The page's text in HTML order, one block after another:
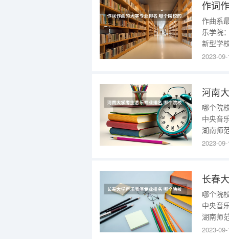
作曲系
乐学院
新型学
年，是
2023-
哪个院
中央音
湖南师
艺术学
2023-
哪个院
中央音
湖南师
艺术学
2023-